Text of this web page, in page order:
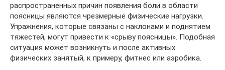
распространенных причин появления боли в области
поясницы являются чрезмерные физические нагрузки.
Упражнения, которые связаны с наклонами и поднятием
тяжестей, могут привести к «срыву поясницы». Подобная
ситуация может возникнуть и после активных
физических занятый, к примеру, фитнес или аэробика.